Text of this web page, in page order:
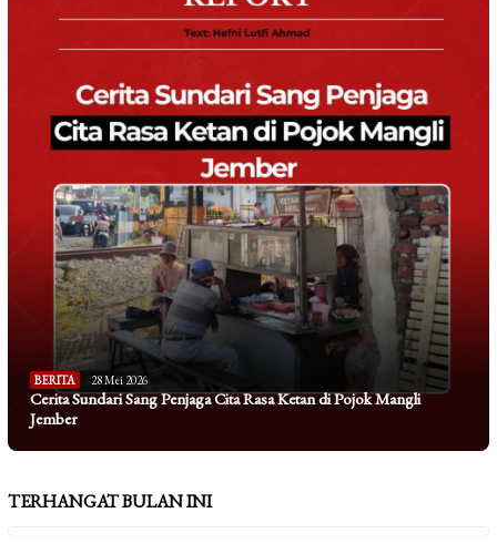
BERITA 28 Mei 2026
Cerita Sundari Sang Penjaga Cita Rasa Ketan di Pojok Mangli
Jember
TERHANGAT BULAN INI